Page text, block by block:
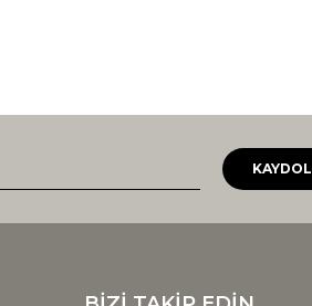
KAYDOL